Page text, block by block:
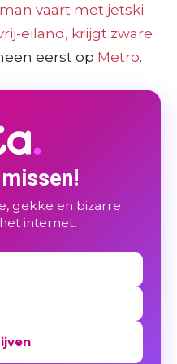
vaart met jetski
eiland, krijgt zware
eerst op Metro.
gekke en bizarre
internet.